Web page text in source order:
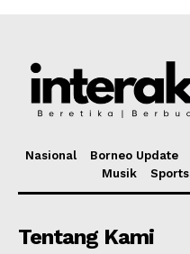
Nasional Borneo Update
Musik
Sports
Tentang Kami